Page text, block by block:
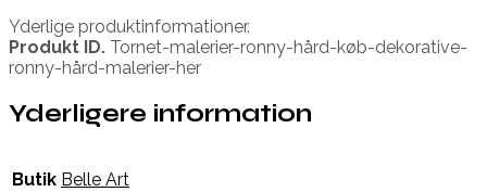
Yderlige produktinformationer.
Produkt ID. Tornet-malerier-ronny-hård-køb-dekorative-
ronny-hård-malerier-her
Yderligere information
Butik Belle Art